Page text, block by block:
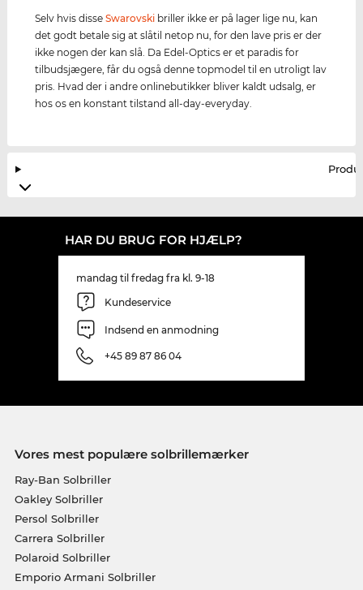
Selv hvis disseSwarovski briller ikke er på lager lige nu, kan
det godt betale sig at slåtil netop nu, for den lave pris er der
ikke nogen der kan slå. Da Edel-Optics er et paradis for
tilbudsjægere, får du også denne topmodel til en utroligt lav
pris. Hvad der i andre onlinebutikker bliver kaldt udsalg, er
hos os en konstant tilstand all-day-everyday.
HAR DU BRUG FOR HJÆLP?
mandag til fredag fra kl. 9-18
Kundeservice
Indsend en anmodning
+45 89 87 86 04
Vores mest populære solbrillemærker
Ray-Ban Solbriller
Oakley Solbriller
Persol Solbriller
Carrera Solbriller
Polaroid Solbriller
Emporio Armani Solbriller